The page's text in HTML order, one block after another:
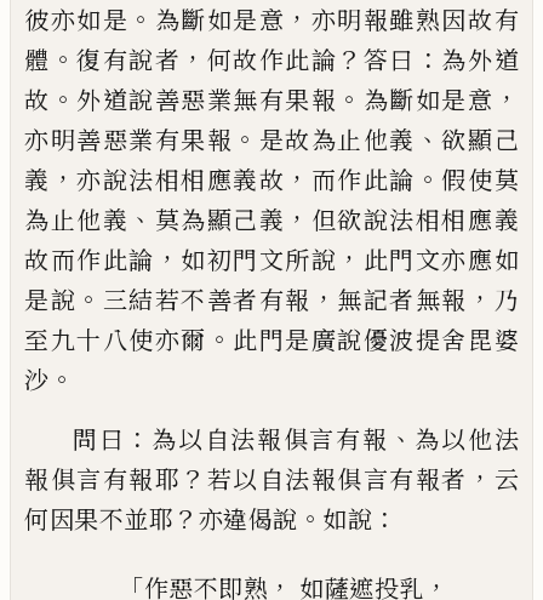
彼亦如是 。 為斷如是意 ， 亦明報雖熟因故有
體 。復有說者 ， 何故作此論 ？ 答曰 ： 為外道
故 。 外道說善惡業無有果報 。 為斷如是意 ，
亦明善惡業有果報 。 是故為止他義 、欲顯己
義 ，亦說法相相應義故 ， 而作此論 。 假使莫
為止他義 、 莫為顯己義 ， 但欲說法相相應義
故而作此論 ， 如初門文所說 ， 此門文亦應如
是說 。 三結若不善者有報 ， 無記者無報 ， 乃
至九十八使亦爾 。 此門是廣說優波提舍 毘婆
沙 。
問曰 ： 為以自法報俱言有報 、 為以他法
報俱言有報耶 ？ 若以自法報俱言有報者 ， 云
何因果不並耶 ？ 亦違偈說 。 如說 ：
「作惡不即熟 ， 如薩遮投乳 ，